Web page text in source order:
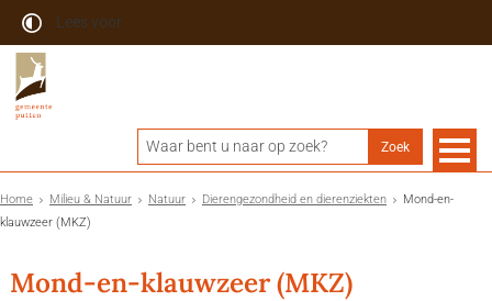
Lees voor
Home Milieu & Natuur Natuur Dierengezondheid en dierenziekten
Mond-en-
klauwzeer (MKZ)
Mond-en-klauwzeer (MKZ)